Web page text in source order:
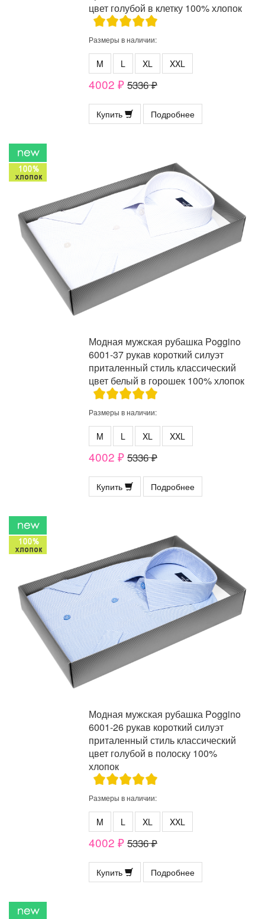
цвет голубой в клетку 100% хлопок
Размеры в наличии:
M L XL XXL
4002 ₽ 5336 ₽
Купить Подробнее
Модная мужская рубашка Poggino
6001-37 рукав короткий силуэт
приталенный стиль классический
цвет белый в горошек 100% хлопок
Размеры в наличии:
M L XL XXL
4002 ₽ 5336 ₽
Купить Подробнее
Модная мужская рубашка Poggino
6001-26 рукав короткий силуэт
приталенный стиль классический
цвет голубой в полоску 100%
хлопок
Размеры в наличии:
M L XL XXL
4002 ₽ 5336 ₽
Купить Подробнее